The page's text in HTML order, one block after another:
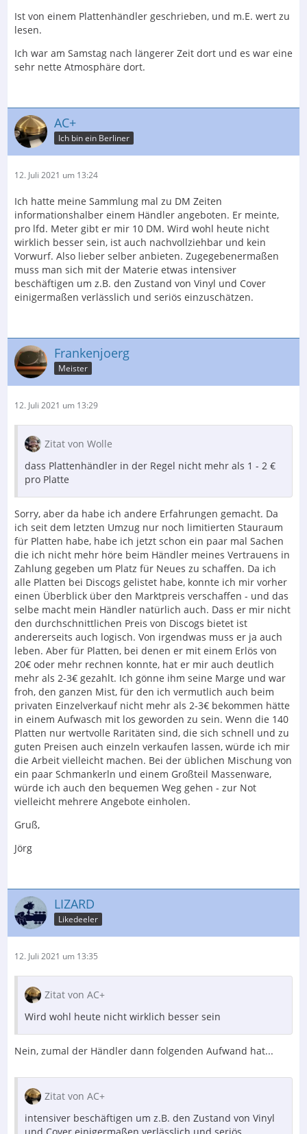
Ist von einem Plattenhändler geschrieben, und m.E. wert zu
lesen.
Ich war am Samstag nach längerer Zeit dort und es war eine
sehr nette Atmosphäre dort.
AC+
Ich bin ein Berliner
12. Juli 2021 um 13:24
Ich hatte meine Sammlung mal zu DM Zeiten
informationshalber einem Händler angeboten. Er meinte,
pro lfd. Meter gibt er mir 10 DM. Wird wohl heute nicht
wirklich besser sein, ist auch nachvollziehbar und kein
Vorwurf. Also lieber selber anbieten. Zugegebenermaßen
muss man sich mit der Materie etwas intensiver
beschäftigen um z.B. den Zustand von Vinyl und Cover
einigermaßen verlässlich und seriös einzuschätzen.
Frankenjoerg
Meister
12. Juli 2021 um 13:29
Zitat von Wolle
dass Plattenhändler in der Regel nicht mehr als 1 - 2 €
pro Platte
Sorry, aber da habe ich andere Erfahrungen gemacht. Da
ich seit dem letzten Umzug nur noch limitierten Stauraum
für Platten habe, habe ich jetzt schon ein paar mal Sachen
die ich nicht mehr höre beim Händler meines Vertrauens in
Zahlung gegeben um Platz für Neues zu schaffen. Da ich
alle Platten bei Discogs gelistet habe, konnte ich mir vorher
einen Überblick über den Marktpreis verschaffen - und das
selbe macht mein Händler natürlich auch. Dass er mir nicht
den durchschnittlichen Preis von Discogs bietet ist
andererseits auch logisch. Von irgendwas muss er ja auch
leben. Aber für Platten, bei denen er mit einem Erlös von
20€ oder mehr rechnen konnte, hat er mir auch deutlich
mehr als 2-3€ gezahlt. Ich gönne ihm seine Marge und war
froh, den ganzen Mist, für den ich vermutlich auch beim
privaten Einzelverkauf nicht mehr als 2-3€ bekommen hätte
in einem Aufwasch mit los geworden zu sein. Wenn die 140
Platten nur wertvolle Raritäten sind, die sich schnell und zu
guten Preisen auch einzeln verkaufen lassen, würde ich mir
die Arbeit vielleicht machen. Bei der üblichen Mischung von
ein paar Schmankerln und einem Großteil Massenware,
würde ich auch den bequemen Weg gehen - zur Not
vielleicht mehrere Angebote einholen.
Gruß,
Jörg
LIZARD
Likedeeler
12. Juli 2021 um 13:35
Zitat von AC+
Wird wohl heute nicht wirklich besser sein
Nein, zumal der Händler dann folgenden Aufwand hat...
Zitat von AC+
intensiver beschäftigen um z.B. den Zustand von Vinyl
und Cover einigermaßen verlässlich und seriös